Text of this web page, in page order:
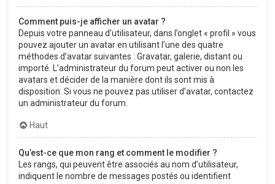
Comment puis-je afficher un avatar ?
Depuis votre panneau d’utilisateur, dans l’onglet « profil » vous
pouvez ajouter un avatar en utilisant l’une des quatre
méthodes d’avatar suivantes : Gravatar, galerie, distant ou
importé. L’administrateur du forum peut activer ou non les
avatars et décider de la manière dont ils sont mis à
disposition. Si vous ne pouvez pas utiliser d’avatar, contactez
un administrateur du forum.
Haut
Qu’est-ce que mon rang et comment le modifier ?
Les rangs, qui peuvent être associés au nom d’utilisateur,
indiquent le nombre de messages postés ou identifient